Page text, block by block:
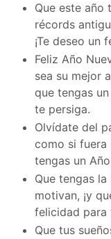
Que este año
récords
¡Te deseo un
Feliz Año
sea su mejor
que tengas
te persiga.
Olvídate del
como si fuera
tengas un
Que tengas
motivan, ¡y
felicidad para
Que tus